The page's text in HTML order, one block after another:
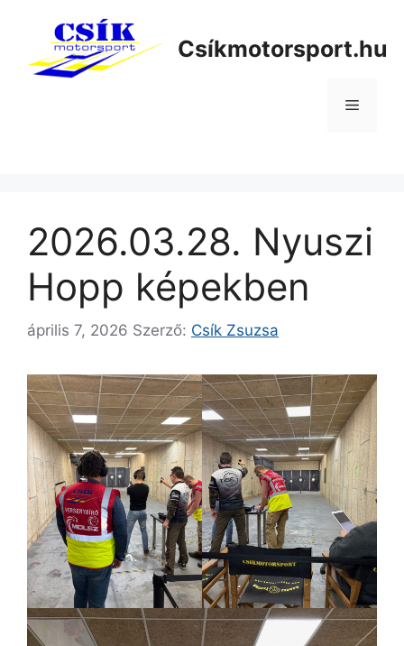
tartalomba
Csíkmotorsport.hu
Menü
2026.03.28. Nyuszi
Hopp képekben
április 7, 2026 Szerző: Csík Zsuzsa